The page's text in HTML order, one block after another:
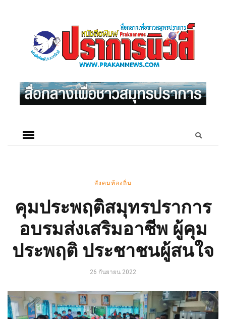
สังคมท้องถิ่น
คุมประพฤติสมุทรปราการ
อบรมส่งเสริมอาชีพ ผู้คุม
ประพฤติ ประชาชนผู้สนใจ
26 กันยายน 2022